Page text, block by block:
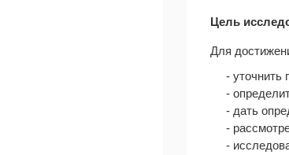
Цель
Для
- уточнить
-
- дать
-
-